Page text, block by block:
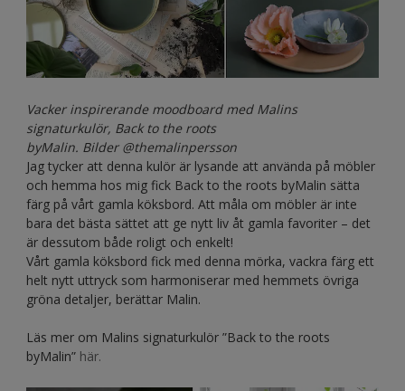
Vacker inspirerande moodboard med Malins
signaturkulör, Back to the roots
byMalin. Bilder @themalinpersson
Jag tycker att denna kulör är lysande att använda på möbler
och hemma hos mig fick Back to the roots byMalin sätta
färg på vårt gamla köksbord. Att måla om möbler är inte
bara det bästa sättet att ge nytt liv åt gamla favoriter – det
är dessutom både roligt och enkelt!
Vårt gamla köksbord fick med denna mörka, vackra färg ett
helt nytt uttryck som harmoniserar med hemmets övriga
gröna detaljer, berättar Malin.
Läs mer om Malins signaturkulör ”Back to the roots
byMalin” här.